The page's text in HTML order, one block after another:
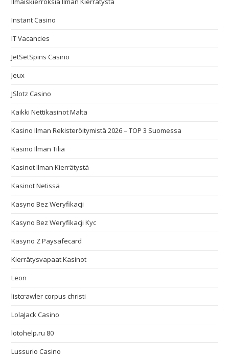
Instant Casino
IT Vacancies
JetSetSpins Casino
Jeux
JSlotz Casino
Kaikki Nettikasinot Malta
Kasino Ilman Rekisteröitymistä 2026 – TOP 3 Suomessa
Kasino Ilman Tiliä
Kasinot Ilman Kierrätystä
Kasinot Netissä
Kasyno Bez Weryfikacji
Kasyno Bez Weryfikacji Kyc
Kasyno Z Paysafecard
Kierrätysvapaat Kasinot
Leon
listcrawler corpus christi
LolaJack Casino
lotohelp.ru 80
Lussurio Casino